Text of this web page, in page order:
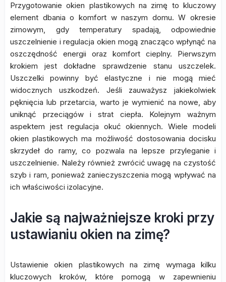
Przygotowanie okien plastikowych na zimę to kluczowy
element dbania o komfort w naszym domu. W okresie
zimowym, gdy temperatury spadają, odpowiednie
uszczelnienie i regulacja okien mogą znacząco wpłynąć na
oszczędność energii oraz komfort cieplny. Pierwszym
krokiem jest dokładne sprawdzenie stanu uszczelek.
Uszczelki powinny być elastyczne i nie mogą mieć
widocznych uszkodzeń. Jeśli zauważysz jakiekolwiek
pęknięcia lub przetarcia, warto je wymienić na nowe, aby
uniknąć przeciągów i strat ciepła. Kolejnym ważnym
aspektem jest regulacja okuć okiennych. Wiele modeli
okien plastikowych ma możliwość dostosowania docisku
skrzydeł do ramy, co pozwala na lepsze przyleganie i
uszczelnienie. Należy również zwrócić uwagę na czystość
szyb i ram, ponieważ zanieczyszczenia mogą wpływać na
ich właściwości izolacyjne.
Jakie są najważniejsze kroki przy
ustawianiu okien na zimę?
Ustawienie okien plastikowych na zimę wymaga kilku
kluczowych kroków, które pomogą w zapewnieniu